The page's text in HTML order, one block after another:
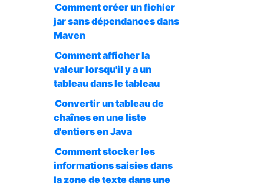
Comment créer un fichier
jar sans dépendances dans
Maven
Comment afficher la
valeur lorsqu'il y a un
tableau dans le tableau
Convertir un tableau de
chaînes en une liste
d'entiers en Java
Comment stocker les
informations saisies dans
la zone de texte dans une